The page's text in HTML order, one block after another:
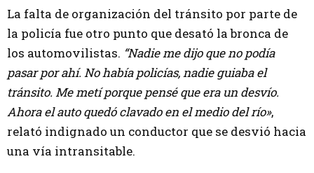
La falta de organización del tránsito por parte de
la policía fue otro punto que desató la bronca de
los automovilistas. “Nadie me dijo que no podía
pasar por ahí. No había policías, nadie guiaba el
tránsito. Me metí porque pensé que era un desvío.
Ahora el auto quedó clavado en el medio del río»,
relató indignado un conductor que se desvió hacia
una vía intransitable.